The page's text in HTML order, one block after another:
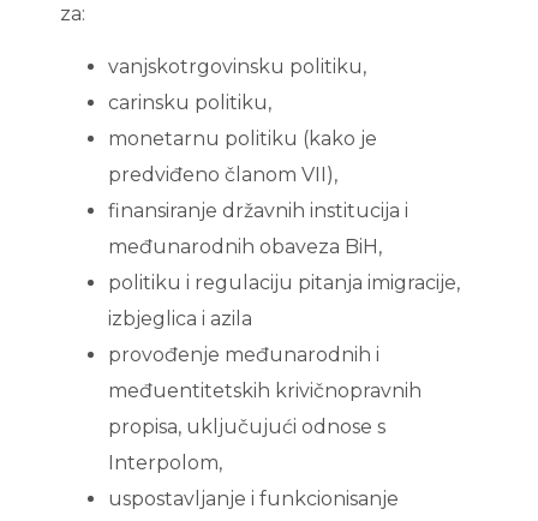
za:
vanjskotrgovinsku politiku,
carinsku politiku,
monetarnu politiku (kako je
predviđeno članom VII),
finansiranje državnih institucija i
međunarodnih obaveza BiH,
politiku i regulaciju pitanja imigracije,
izbjeglica i azila
provođenje međunarodnih i
međuentitetskih krivičnopravnih
propisa, uključujući odnose s
Interpolom,
uspostavljanje i funkcionisanje